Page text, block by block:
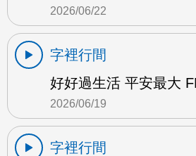
2026/06/22
字裡行間
好好過生活 平安最大
2026/06/19
字裡行間